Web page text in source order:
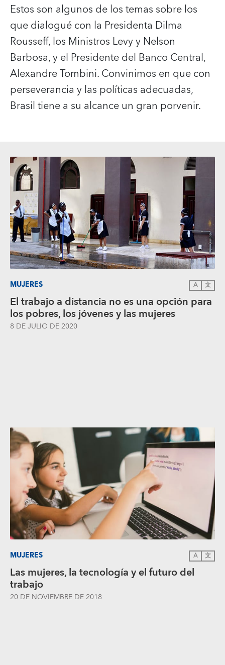
Estos son algunos de los temas sobre los
que dialogué con la Presidenta Dilma
Rousseff, los Ministros Levy y Nelson
Barbosa, y el Presidente del Banco Central,
Alexandre Tombini. Convinimos en que con
perseverancia y las políticas adecuadas,
Brasil tiene a su alcance un gran porvenir.
MUJERES A 文
El trabajo a distancia no es una opción para
los pobres, los jóvenes y las mujeres
8 DE JULIO DE 2020
MUJERES A 文
Las mujeres, la tecnología y el futuro del
trabajo
20 DE NOVIEMBRE DE 2018